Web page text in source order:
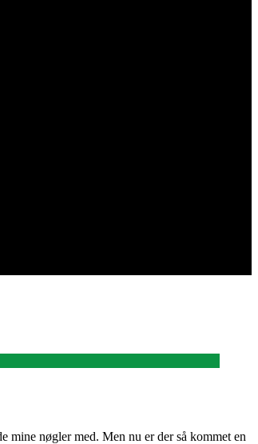
mine nøgler med. Men nu er der så kommet en